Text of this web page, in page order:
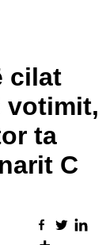
cilat
votimit,
ta
C